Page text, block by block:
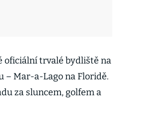
oficiální trvalé bydliště na
– Mar-a-Lago na Floridě.
za sluncem, golfem a